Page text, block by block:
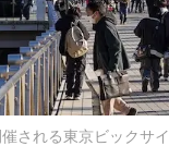
される東京ビックサ